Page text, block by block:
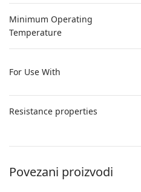
Minimum Operating
Temperature
For Use With
Resistance properties
Povezani proizvodi